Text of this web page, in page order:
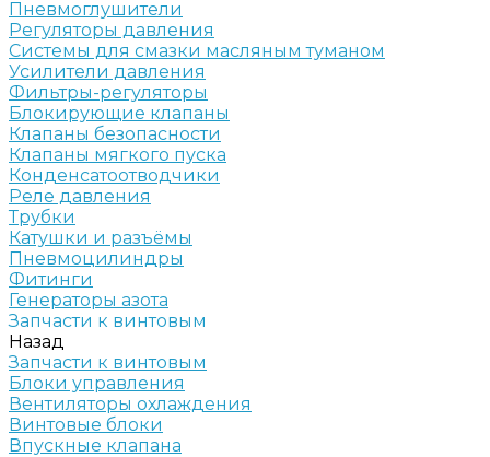
Пневмоглушители
Регуляторы давления
Системы для смазки масляным туманом
Усилители давления
Фильтры-регуляторы
Блокирующие клапаны
Клапаны безопасности
Клапаны мягкого пуска
Конденсатоотводчики
Реле давления
Трубки
Катушки и разъёмы
Пневмоцилиндры
Фитинги
Генераторы азота
Запчасти к винтовым
Назад
Запчасти к винтовым
Блоки управления
Вентиляторы охлаждения
Винтовые блоки
Впускные клапана